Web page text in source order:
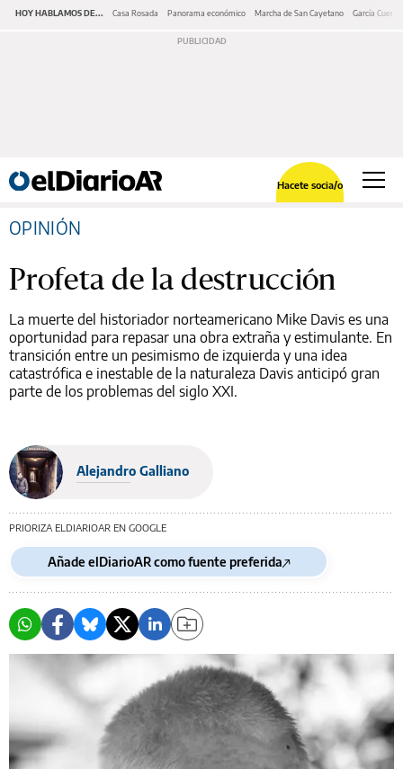
HOY HABLAMOS DE... Casa Rosada Panorama económico Marcha de San Cayetano García Cuerva
Hacete socia/o
OPINIÓN
Profeta de la destrucción
La muerte del historiador norteamericano Mike Davis es una
oportunidad para repasar una obra extraña y estimulante. En
transición entre un pesimismo de izquierda y una idea
catastrófica e inestable de la naturaleza Davis anticipó gran
parte de los problemas del siglo XXI.
Alejandro Galliano
PRIORIZA ELDIARIOAR EN GOOGLE
Añade elDiarioAR como fuente preferida